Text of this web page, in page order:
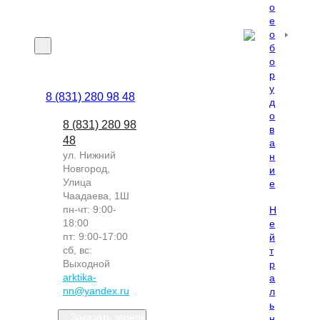
8 (831) 280 98 48
8 (831) 280 98
48
ул. Нижний
Новгород,
Улица
Чаадаева, 1Ш
пн-чт: 9:00-
18:00
пт: 9:00-17:00
сб, вс:
Выходной
arktika-
nn@yandex.ru
о
е
о
б
о
р
у
д
о
в
а
н
и
е
Н
е
й
т
р
а
л
ь